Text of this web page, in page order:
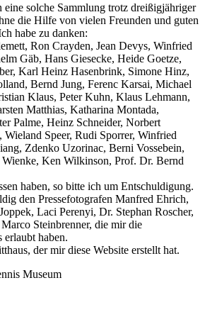
solche Sammlung trotz dreißigjähriger
die Hilfe von vielen Freunden und guten
habe zu danken:
Ron Crayden, Jean Devys, Winfried
Gäb, Hans Giesecke, Heide Goetze,
Karl Heinz Hasenbrink, Simone Hinz,
Bernd Jung, Ferenc Karsai, Michael
Klaus, Peter Kuhn, Klaus Lehmann,
Matthias, Katharina Montada,
Palme, Heinz Schneider, Norbert
Wieland Speer, Rudi Sporrer, Winfried
Zdenko Uzorinac, Berni Vossebein,
Ken Wilkinson, Prof. Dr. Bernd
haben, so bitte ich um Entschuldigung.
den Pressefotografen Manfred Ehrich,
Laci Perenyi, Dr. Stephan Roscher,
Steinbrenner, die mir die
erlaubt haben.
der mir diese Website erstellt hat.
Museum